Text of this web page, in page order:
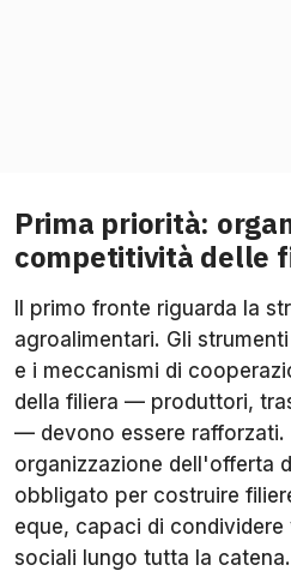
Prima priorità:
competitività delle
Il primo fronte riguarda la
agroalimentari. Gli
e i meccanismi di
della filiera — produttori,
— devono essere rafforzati.
organizzazione dell'offerta
obbligato per costruire
eque, capaci di
sociali lungo tutta la catena.